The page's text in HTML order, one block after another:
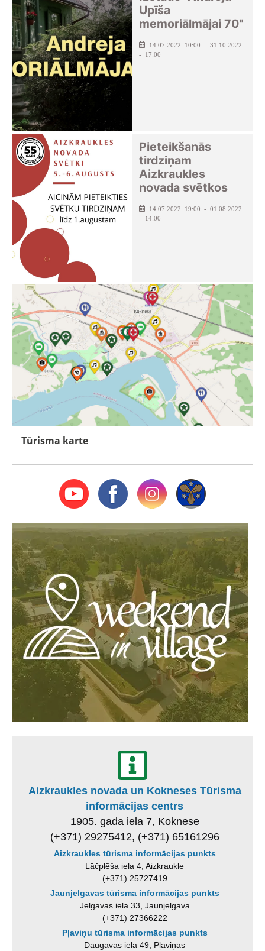
Upīša
memoriālmājai 70"
14.07.2022 10:00 - 31.10.2022
- 17:00
Pieteikšanās
tirdziņam
Aizkraukles
novada svētkos
14.07.2022 19:00 - 01.08.2022
- 14:00
Tūrisma karte
Aizkraukles novada un Kokneses Tūrisma
informācijas centrs
1905. gada iela 7, Koknese
(+371) 29275412, (+371) 65161296
Aizkraukles tūrisma informācijas punkts
Lāčplēša iela 4, Aizkraukle
(+371) 25727419
Jaunjelgavas tūrisma informācijas punkts
Jelgavas iela 33, Jaunjelgava
(+371) 27366222
Pļaviņu tūrisma informācijas punkts
Daugavas iela 49, Pļaviņas